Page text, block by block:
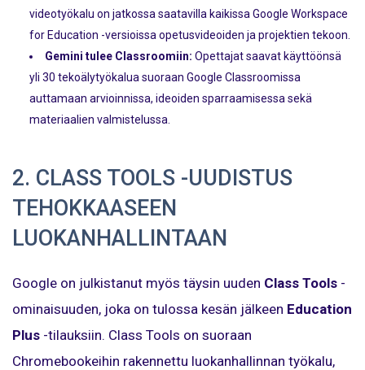
videotyökalu on jatkossa saatavilla kaikissa Google Workspace
for Education -versioissa opetusvideoiden ja projektien tekoon.
Gemini tulee Classroomiin: Opettajat saavat käyttöönsä
yli 30 tekoälytyökalua suoraan Google Classroomissa
auttamaan arvioinnissa, ideoiden sparraamisessa sekä
materiaalien valmistelussa.
2. CLASS TOOLS -UUDISTUS
TEHOKKAASEEN
LUOKANHALLINTAAN
Google on julkistanut myös täysin uuden Class Tools -
ominaisuuden, joka on tulossa kesän jälkeen Education
Plus -tilauksiin. Class Tools on suoraan
Chromebookeihin rakennettu luokanhallinnan työkalu,